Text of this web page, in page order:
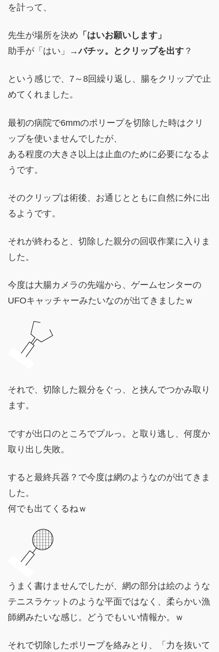
を計って、
先生が場所を決め 「はいお願いします」
助手が「はい」→バチッ。とクリップを出す ？
という感じで、7～8回繰り返し、腸をクリップで止
めてくれました。
最初の病院で6mmのポリープを切除した時はクリ
ップを使いませんでしたが、
ある程度の大きさ以上は止血のために必要になるよ
うです。
そのクリップは術後、お通じとともに自然に外に出
るようです。
それが終わると、切除した親分の回収作業に入りま
した。
今度は大腸カメラの先端から、ゲームセンターの
UFOキャッチャーみたいなのが出てきましたｗ
それで、切除した親分をぐっ、と挟んでつかみ取り
ます。
ですが出口のところでプルっ。と取り逃し、何度か
取り出し失敗。
すると最終兵器？で今度は網のようなのが出てきま
した。
何でも出てくるねｗ
うまく書けませんでしたが、網の部分は絵のような
テニスラケットのような平面ではなく、柔らかい漁
師網みたいな感じ。どうでもいい情報か。ｗ
それで切除したポリープを絡みとり、「力を抜いて